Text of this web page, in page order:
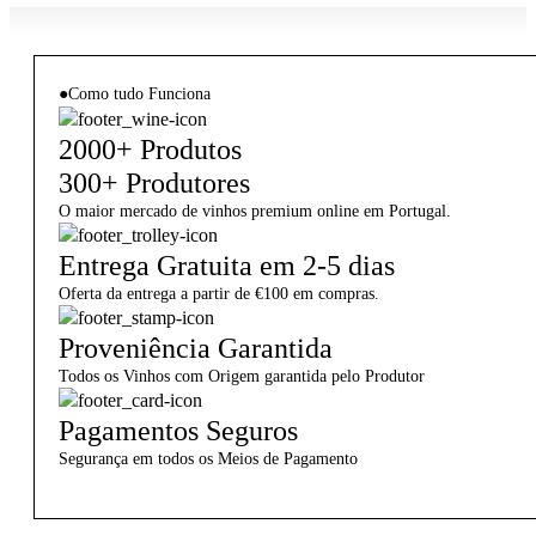
●Como tudo Funciona
2000+ Produtos
300+ Produtores
O maior mercado de vinhos premium online em Portugal.
Entrega Gratuita em 2-5 dias
Oferta da entrega a partir de €100 em compras.
Proveniência Garantida
Todos os Vinhos com Origem garantida pelo Produtor
Pagamentos Seguros
Segurança em todos os Meios de Pagamento